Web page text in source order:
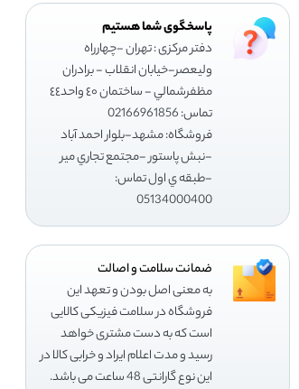
پاسخگوی شما هستیم
دفتر مرکزی : تهران -چهارراه
وليعصر-خيابان انقلاب - برادران
مظفرشمالي - ساختمان ٤٠ واحد٤٤
تماس: 02166961856
فروشگاه: مشهد-بلوار احمد آباد
-نبش پاستور -مجتمع تجاري مير
-طبقه ي اول تماس:
05134000400
ضمانت سلامت و اصالت
به معنی اصل بودن و تعهد این
فروشگاه در سلامت فیزیکی کالایی
است که به دست مشتری خواهد
رسید و مدت اعلام ایراد و خرابی کالا در
این نوع گارانتی 48 ساعت می باشد.